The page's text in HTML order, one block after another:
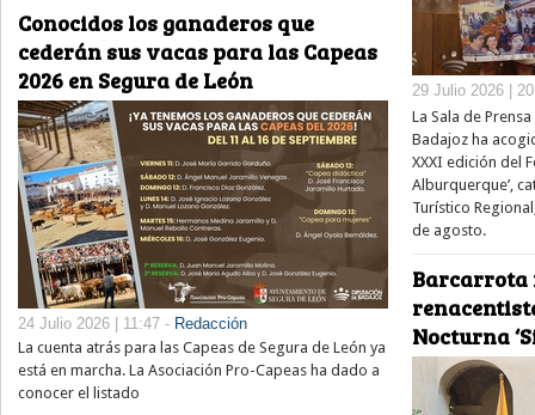
Conocidos los ganaderos que
cederán sus vacas para las Capeas
2026 en Segura de León
24 Julio 2026 | 11:47 - Redacción
La cuenta atrás para las Capeas de Segura de León ya
está en marcha. La Asociación Pro-Capeas ha dado a
conocer el listado
29 Julio 2026 |
La Sala de
Badajoz ha
XXXI edición del
Alburquerque’,
Turístico
de agosto.
Barcarrota
Nocturna